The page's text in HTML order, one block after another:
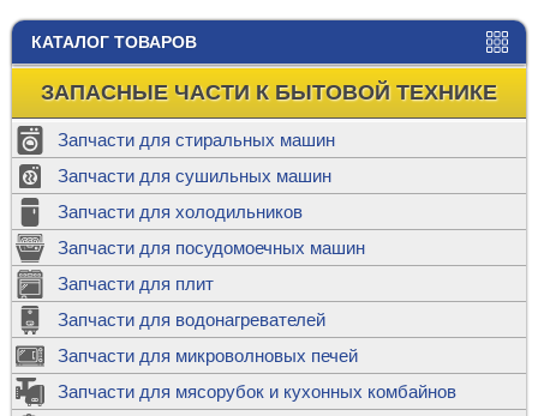
КАТАЛОГ ТОВАРОВ
ЗАПАСНЫЕ ЧАСТИ К БЫТОВОЙ ТЕХНИКЕ
Запчасти для стиральных машин
Запчасти для сушильных машин
Запчасти для холодильников
Запчасти для посудомоечных машин
Запчасти для плит
Запчасти для водонагревателей
Запчасти для микроволновых печей
Запчасти для мясорубок и кухонных комбайнов